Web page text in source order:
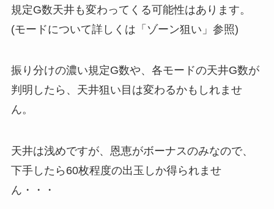
規定G数天井も変わってくる可能性はあります。
(モードについて詳しくは「ゾーン狙い」参照)
振り分けの濃い規定G数や、各モードの天井G数が
判明したら、天井狙い目は変わるかもしれませ
ん。
天井は浅めですが、恩恵がボーナスのみなので、
下手したら60枚程度の出玉しか得られませ
ん・・・